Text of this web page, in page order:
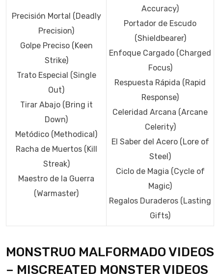
Precisión Mortal (Deadly
Precision)
Golpe Preciso (Keen
Strike)
Trato Especial (Single
Out)
Tirar Abajo (Bring it
Down)
Metódico (Methodical)
Racha de Muertos (Kill
Streak)
Maestro de la Guerra
(Warmaster)
Accuracy)
Portador de Escudo
(Shieldbearer)
Enfoque Cargado (Charged
Focus)
Respuesta Rápida (Rapid
Response)
Celeridad Arcana (Arcane
Celerity)
El Saber del Acero (Lore of
Steel)
Ciclo de Magia (Cycle of
Magic)
Regalos Duraderos (Lasting
Gifts)
MONSTRUO MALFORMADO VIDEOS
– MISCREATED MONSTER VIDEOS